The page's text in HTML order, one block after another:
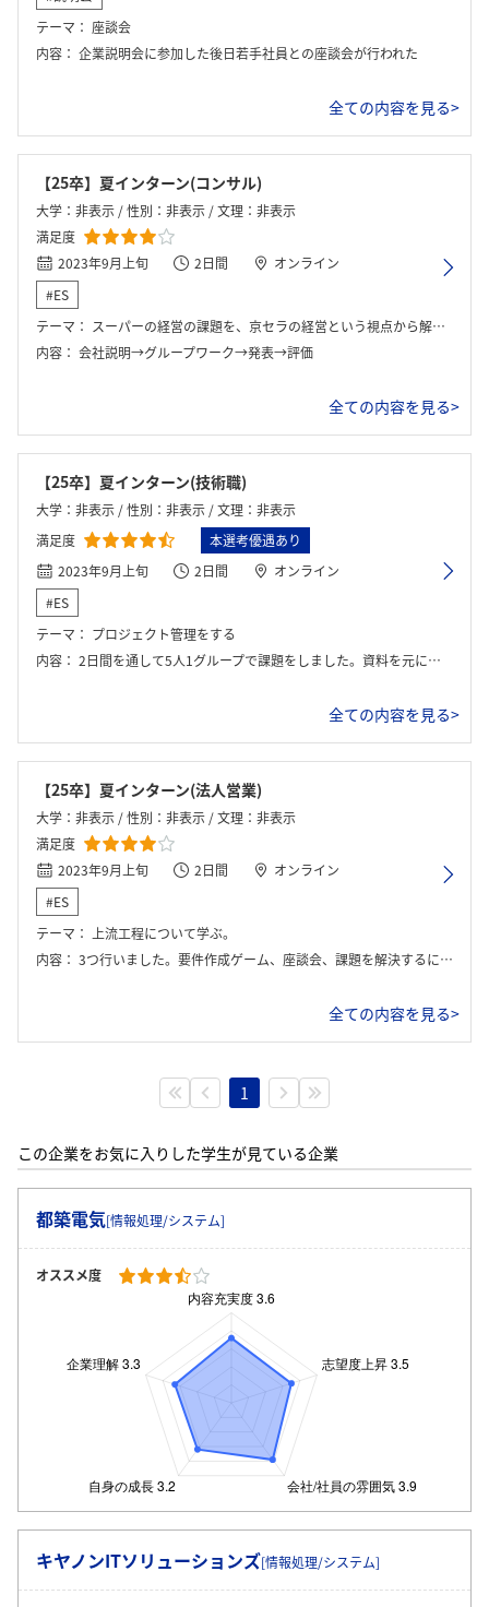
テーマ： 座談会
内容： 企業説明会に参加した後日若手社員との座談会が行われた
全ての内容を見る>
【25卒】夏インターン(コンサル)
大学：非表示 / 性別：非表示 / 文理：非表示
満足度
2023年9月上旬
2日間
オンライン
#ES
テーマ： スーパーの経営の課題を、京セラの経営という視点から解決する内容でした。
内容： 会社説明→グループワーク→発表→評価
全ての内容を見る>
【25卒】夏インターン(技術職)
大学：非表示 / 性別：非表示 / 文理：非表示
満足度
本選考優遇あり
2023年9月上旬
2日間
オンライン
#ES
テーマ： プロジェクト管理をする
内容： 2日間を通して5人1グループで課題をしました。資料を元に、課題解決型のコンサル体験をしました。また、ワーク内のことにヒアリングしヒアリング情報を元に解決策を出していくワークで、中間発表と最終発表がありました。両日の終了時に担当人事にフィードバックをいただけました。また、班員についてもお互いに感想を言い合いました。
全ての内容を見る>
【25卒】夏インターン(法人営業)
大学：非表示 / 性別：非表示 / 文理：非表示
満足度
2023年9月上旬
2日間
オンライン
#ES
テーマ： 上流工程について学ぶ。
内容： 3つ行いました。要件作成ゲーム、座談会、課題を解決するにはどの会社を選ぶとよいか。
全ての内容を見る>
1
この企業をお気に入りした学生が見ている企業
都築電気[情報処理/システム]
オススメ度
キヤノンITソリューションズ[情報処理/システム]
ログイン・会員登録